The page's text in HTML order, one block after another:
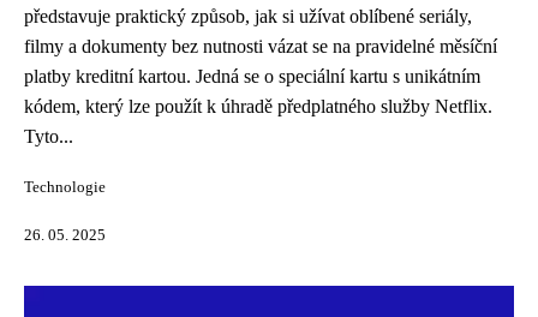
představuje praktický způsob, jak si užívat oblíbené seriály,
filmy a dokumenty bez nutnosti vázat se na pravidelné měsíční
platby kreditní kartou. Jedná se o speciální kartu s unikátním
kódem, který lze použít k úhradě předplatného služby Netflix.
Tyto...
Technologie
26. 05. 2025